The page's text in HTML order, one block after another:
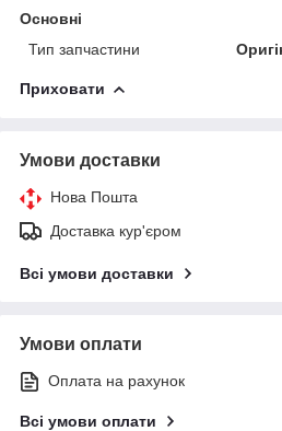
Основні
Тип запчастини
Приховати
Умови доставки
Нова Пошта
Доставка кур'єром
Всі умови доставки
Умови оплати
Оплата на рахунок
Всі умови оплати